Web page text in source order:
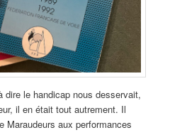
dire le handicap nous desservait,
il en était tout autrement. Il
Maraudeurs aux performances